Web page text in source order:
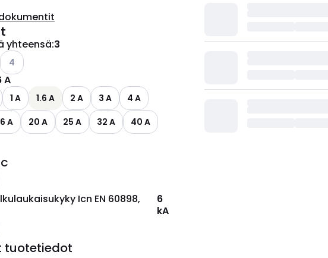
yhteensä:3
Katso käytettävissä olevat vaihtoehdot
4
A
1 A 1.6 A 2 A 3 A
4 A
A 20 A 25 A 32 A
40 A
C
olevat vaihtoehdot
käytettävissä olevat vaihtoehdot
Icn EN 60898,
6
kA
tuotetiedot